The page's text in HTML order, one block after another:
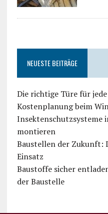
NEUESTE BEITRÄGE
Die richtige Türe für
Kostenplanung beim
Insektenschutzsysteme
montieren
Baustellen der Zukunft:
Einsatz
Baustoffe sicher
der Baustelle